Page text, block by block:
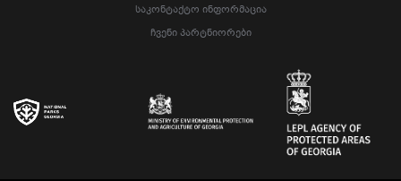
Საკონტაქტო Ინფორმაცია
Ჩვენი Პარტნიორები